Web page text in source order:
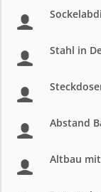
Stahl in
Abstand
Altbau